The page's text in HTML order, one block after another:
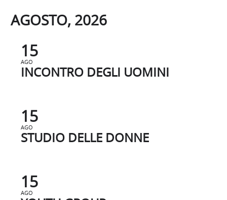
AGOSTO, 2026
15
AGO
INCONTRO DEGLI UOMINI
15
AGO
STUDIO DELLE DONNE
15
AGO